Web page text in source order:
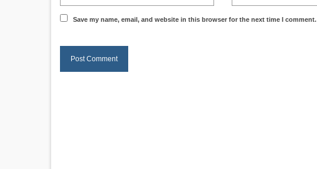
Save my name, email, and website in this browser for the next time I comment.